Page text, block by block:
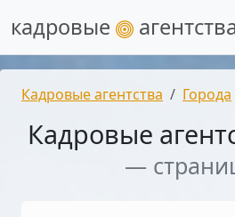
кадровые
Кадровые агентства Города
Кадровые
—